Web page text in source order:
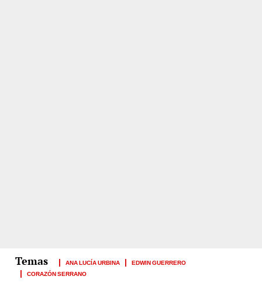
ANA LUCÍA URBINA
EDWIN GUERRERO
CORAZÓN SERRANO